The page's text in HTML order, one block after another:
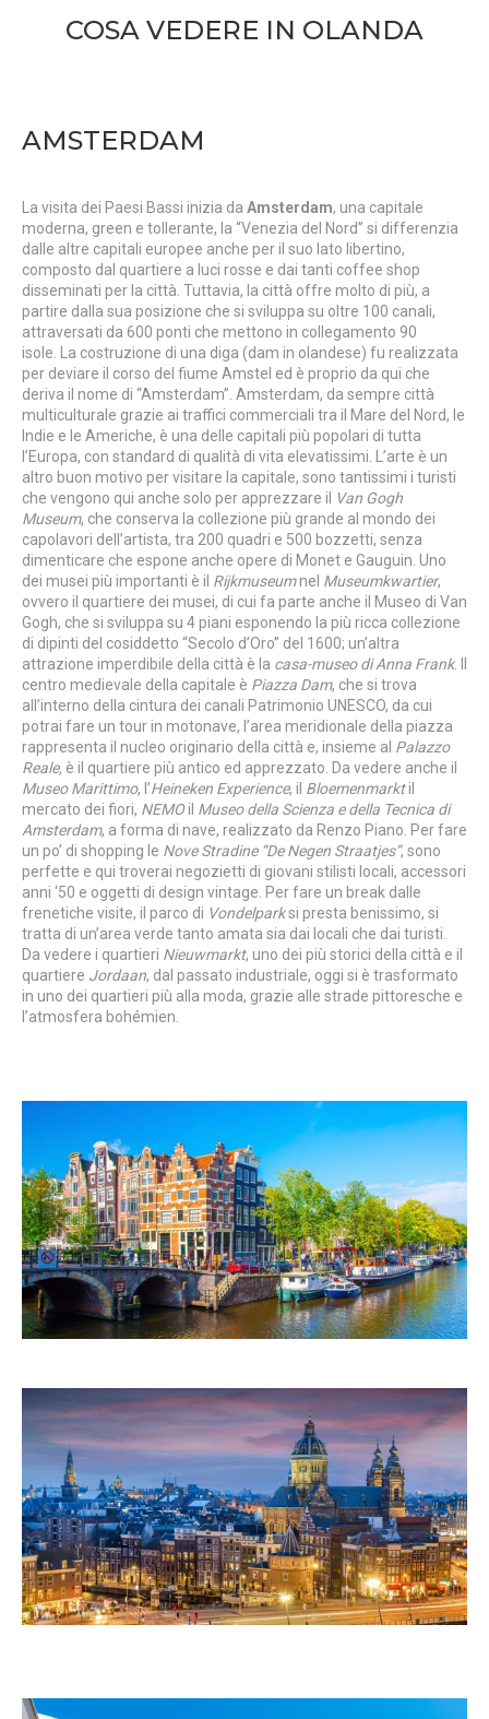
COSA VEDERE IN OLANDA
AMSTERDAM
La visita dei Paesi Bassi inizia da Amsterdam, una capitale
moderna, green e tollerante, la “Venezia del Nord” si differenzia
dalle altre capitali europee anche per il suo lato libertino,
composto dal quartiere a luci rosse e dai tanti coffee shop
disseminati per la città. Tuttavia, la città offre molto di più, a
partire dalla sua posizione che si sviluppa su oltre 100 canali,
attraversati da 600 ponti che mettono in collegamento 90
isole. La costruzione di una diga (dam in olandese) fu realizzata
per deviare il corso del fiume Amstel ed è proprio da qui che
deriva il nome di “Amsterdam”. Amsterdam, da sempre città
multiculturale grazie ai traffici commerciali tra il Mare del Nord, le
Indie e le Americhe, è una delle capitali più popolari di tutta
l’Europa, con standard di qualità di vita elevatissimi. L’arte è un
altro buon motivo per visitare la capitale, sono tantissimi i turisti
che vengono qui anche solo per apprezzare il Van Gogh
Museum, che conserva la collezione più grande al mondo dei
capolavori dell’artista, tra 200 quadri e 500 bozzetti, senza
dimenticare che espone anche opere di Monet e Gauguin. Uno
dei musei più importanti è il Rijkmuseumnel Museumkwartier,
ovvero il quartiere dei musei, di cui fa parte anche il Museo di Van
Gogh, che si sviluppa su 4 piani esponendo la più ricca collezione
di dipinti del cosiddetto “Secolo d’Oro” del 1600; un’altra
attrazione imperdibile della città è la casa-museo di Anna Frank. Il
centro medievale della capitale è Piazza Dam, che si trova
all’interno della cintura dei canali Patrimonio UNESCO, da cui
potrai fare un tour in motonave, l’area meridionale della piazza
rappresenta il nucleo originario della città e, insieme al Palazzo
Reale, è il quartiere più antico ed apprezzato. Da vedere anche il
Museo Marittimo, l’Heineken Experience, il Bloemenmarktil
mercato dei fiori, NEMOil Museo della Scienza e della Tecnica di
Amsterdam, a forma di nave, realizzato da Renzo Piano. Per fare
un po’ di shopping le Nove Stradine “De Negen Straatjes”, sono
perfette e qui troverai negozietti di giovani stilisti locali, accessori
anni ‘50 e oggetti di design vintage. Per fare un break dalle
frenetiche visite, il parco di Vondelparksi presta benissimo, si
tratta di un’area verde tanto amata sia dai locali che dai turisti.
Da vedere i quartieri Nieuwmarkt, uno dei più storici della città e il
quartiere Jordaan, dal passato industriale, oggi si è trasformato
in uno dei quartieri più alla moda, grazie alle strade pittoresche e
l’atmosfera bohémien.